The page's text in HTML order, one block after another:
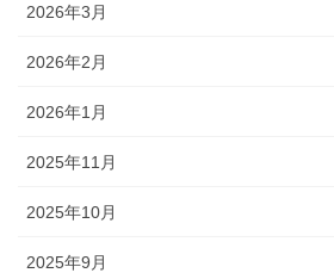
2026年3月
2026年2月
2026年1月
2025年11月
2025年10月
2025年9月